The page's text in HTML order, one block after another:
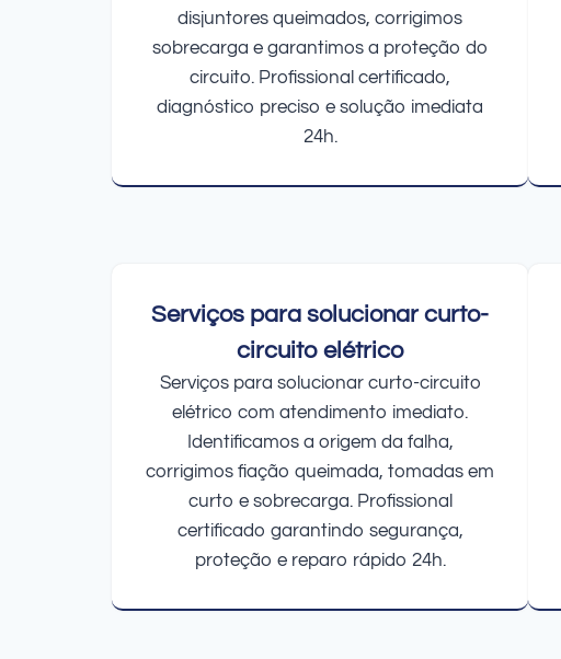
disjuntores queimados, corrigimos
sobrecarga e garantimos a proteção do
circuito. Profissional certificado,
diagnóstico preciso e solução imediata
24h.
Serviços para solucionar curto-
circuito elétrico
Serviços para solucionar curto-circuito
elétrico com atendimento imediato.
Identificamos a origem da falha,
corrigimos fiação queimada, tomadas em
curto e sobrecarga. Profissional
certificado garantindo segurança,
proteção e reparo rápido 24h.